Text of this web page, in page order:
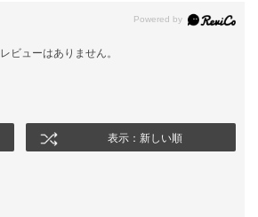
レビューはありません。
表示：新しい順